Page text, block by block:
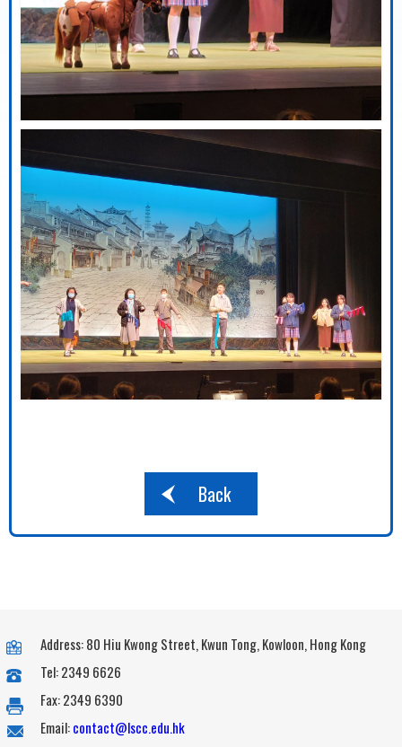
Back
Address: 80 Hiu Kwong Street, Kwun Tong, Kowloon, Hong Kong
Tel: 2349 6626
Fax: 2349 6390
Email:contact@lscc.edu.hk